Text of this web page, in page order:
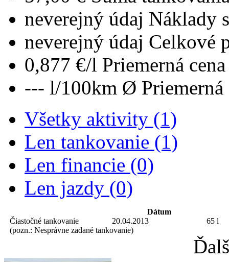
neverejný údaj Náklady
neverejný údaj Celkové
0,877 €/l Priemerná
--- l/100km Ø Priemerná
Všetky aktivity (1)
Len tankovanie (1)
Len financie (0)
Len jazdy (0)
Dátum
Čiastočné tankovanie
20.04.2013
65 l
(pozn.: Nesprávne zadané tankovanie)